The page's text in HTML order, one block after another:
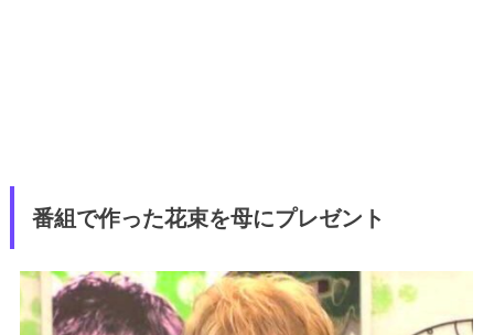
番組で作った花束を母にプレゼント